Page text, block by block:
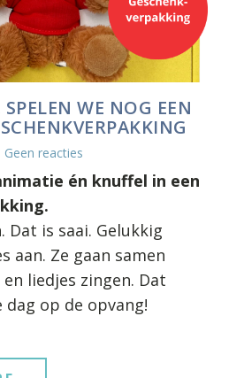
SPELEN WE NOG EEN
Geen reacties
én knuffel in een
Dat is saai. Gelukkig
aan. Ze gaan samen
liedjes zingen. Dat
op de opvang!